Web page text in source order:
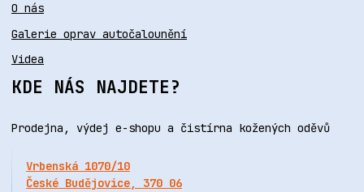
O nás
Galerie oprav autočalounění
Videa
KDE NÁS NAJDETE?
Prodejna, výdej e-shopu a čistírna kožených oděvů
Vrbenská 1070/10
České Budějovice, 370 06